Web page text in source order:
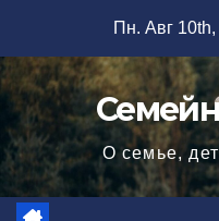
содержимому
Пн. Авг
О семье,